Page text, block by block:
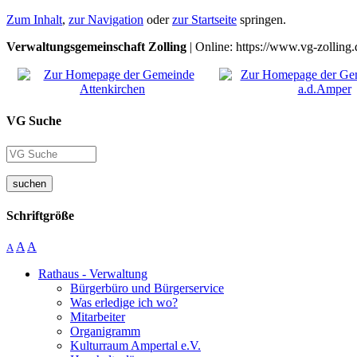
Zum Inhalt, zur Navigation oderzur Startseite springen.
Verwaltungsgemeinschaft Zolling | Online: https://www.vg-
VG Suche
suchen
Schriftgröße
A A A
Rathaus - Verwaltung
Bürgerbüro und Bürgerservice
Was erledige ich wo?
Mitarbeiter
Organigramm
Kulturraum Ampertal e.V.